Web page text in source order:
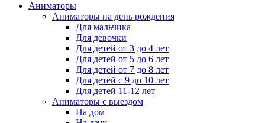
Аниматоры
Аниматоры на день рождения
Для мальчика
Для девочки
Для детей от 3 до 4 лет
Для детей от 5 до 6 лет
Для детей от 7 до 8 лет
Для детей с 9 до 10 лет
Для детей 11-12 лет
Аниматоры с выездом
На дом